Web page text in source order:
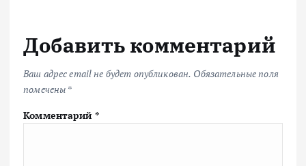
Добавить комментарий
Ваш адрес email не будет опубликован. Обязательные поля
помечены *
Комментарий *